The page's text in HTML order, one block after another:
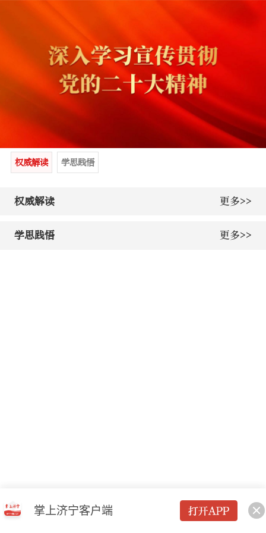
权威解读 学思践悟
权威解读 更多>>
学思践悟 更多>>
掌上济宁客户端